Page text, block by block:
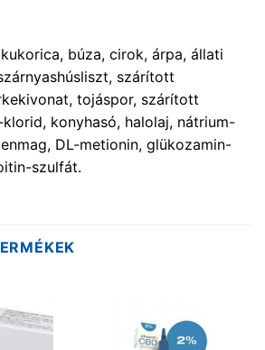
búza, cirok, árpa, állati
szárított
tojáspor, szárított
konyhasó, halolaj, nátrium-
DL-metionin, glükozamin-
szulfát.